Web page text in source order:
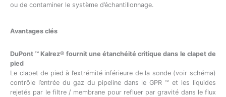
ou de contaminer le système d’échantillonnage.
Avantages clés
DuPont ™ Kalrez® fournit une étanchéité critique dans le clapet de
pied
Le clapet de pied à l’extrémité inférieure de la sonde (voir schéma)
contrôle l’entrée du gaz du pipeline dans le GPR ™ et les liquides
rejetés par le filtre / membrane pour refluer par gravité dans le flux